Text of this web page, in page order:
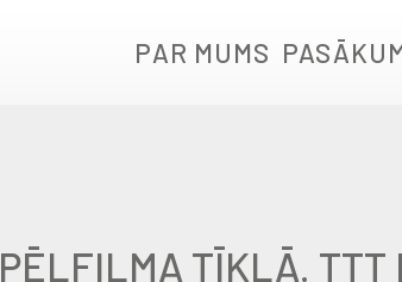
PAR MUMS
PĒLFILMA TĪKLĀ. TTT